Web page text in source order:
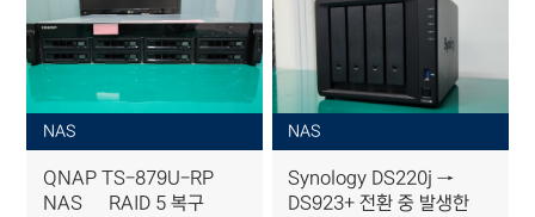
NAS
QNAP TS-879U-RP
NAS – RAID 5 복구
NAS
Synology DS220j →
DS923+ 전환 중 발생한